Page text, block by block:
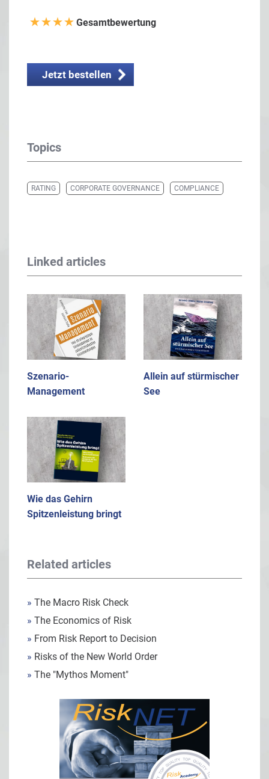
Gesamtbewertung
Jetzt bestellen
Topics
RATING CORPORATE GOVERNANCE COMPLIANCE
Linked articles
Szenario-
Management
Allein auf stürmischer
See
Wie das Gehirn
Spitzenleistung bringt
Related articles
» The Macro Risk Check
» The Economics of Risk
» From Risk Report to Decision
» Risks of the New World Order
» The "Mythos Moment"